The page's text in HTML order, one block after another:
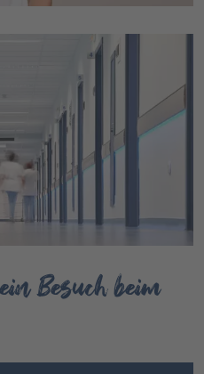
Besuch beim